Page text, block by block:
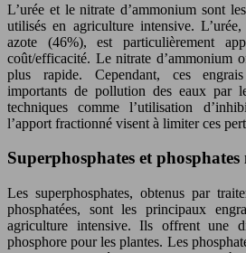
L’urée et le nitrate d’ammonium sont
utilisés en agriculture intensive.
azote (46%), est particulièrement
coût/efficacité. Le nitrate d’ammonium
plus rapide. Cependant, ces
importants de pollution des eaux par
techniques comme l’utilisation
l’apport fractionné visent à limiter ces
Superphosphates et
Les superphosphates, obtenus par
phosphatées, sont les principaux
agriculture intensive. Ils offrent une
phosphore pour les plantes. Les